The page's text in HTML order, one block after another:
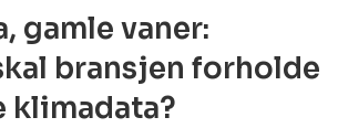
gamle vaner:
bransjen forholde
klimadata?